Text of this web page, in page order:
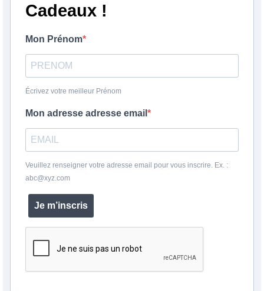
Cadeaux !
Mon Prénom
Écrivez votre meilleur Prénom
Mon adresse adresse email
Veuillez renseigner votre adresse email pour vous inscrire. Ex. :
abc@xyz.com
Je m’inscris